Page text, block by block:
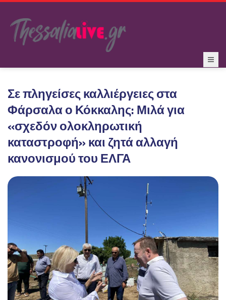
Σε πληγείσες καλλιέργειες στα
Φάρσαλα ο Κόκκαλης: Μιλά για
«σχεδόν ολοκληρωτική
καταστροφή» και ζητά αλλαγή
κανονισμού του ΕΛΓΑ